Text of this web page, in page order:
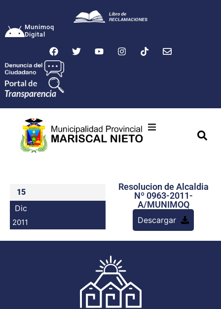
Munimoq
Digital
Transparencia
Seguridad
Programas
15
Dic
2011
Resolucion de Alcaldia
Nº 0963-2011-
A/MUNIMOQ
Descargar